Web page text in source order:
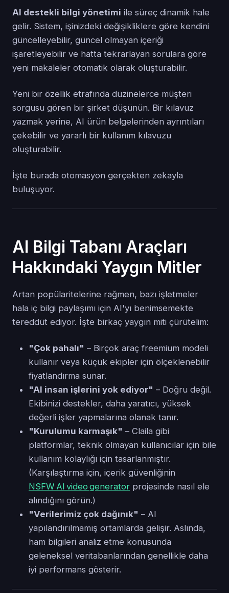
AI destekli bilgi yönetimi ile süreç dinamik hale
gelir. Sistem, işinizdeki değişikliklere göre kendini
güncelleyebilir, güncel olmayan içeriği
işaretleyebilir ve hatta tekrarlayan sorulara göre
yeni makaleler otomatik olarak oluşturabilir.
Yeni bir özellik etrafında düzinelerce müşteri
sorgusu gören bir şirket düşünün. Bir kılavuz
yazmak yerine, AI ürün belgelerinden ayrıntıları
çekebilir ve yararlı bir kullanım kılavuzu
oluşturabilir.
İşte burada otomasyon gerçekten zekayla
buluşuyor.
AI Bilgi Tabanı Araçları
Hakkındaki Yaygın Mitler
Artan popülaritelerine rağmen, bazı işletmeler
hala iç bilgi paylaşımı için AI'yı benimsemekte
tereddüt ediyor. İşte birkaç yaygın miti çürütelim:
"Çok pahalı" – Birçok araç freemium modeli
kullanır veya küçük ekipler için ölçeklenebilir
fiyatlandırma sunar.
"AI insan işlerini yok ediyor" – Doğru değil.
Ekibinizi destekler, daha yaratıcı, yüksek
değerli işler yapmalarına olanak tanır.
"Kurulumu karmaşık" – Claila gibi
platformlar, teknik olmayan kullanıcılar için bile
kullanım kolaylığı için tasarlanmıştır.
(Karşılaştırma için, içerik güvenliğinin
NSFW AI video generator projesinde nasıl ele
alındığını görün.)
"Verilerimiz çok dağınık" – AI
yapılandırılmamış ortamlarda gelişir. Aslında,
ham bilgileri analiz etme konusunda
geleneksel veritabanlarından genellikle daha
iyi performans gösterir.